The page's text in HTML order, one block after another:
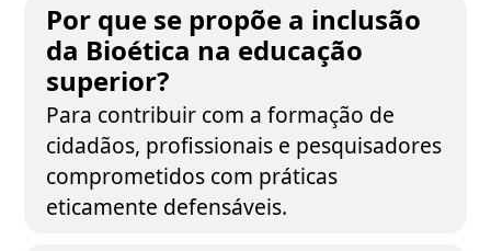
Por que se propõe a inclusão
da Bioética na educação
superior?
Para contribuir com a formação de
cidadãos, profissionais e pesquisadores
comprometidos com práticas
eticamente defensáveis.